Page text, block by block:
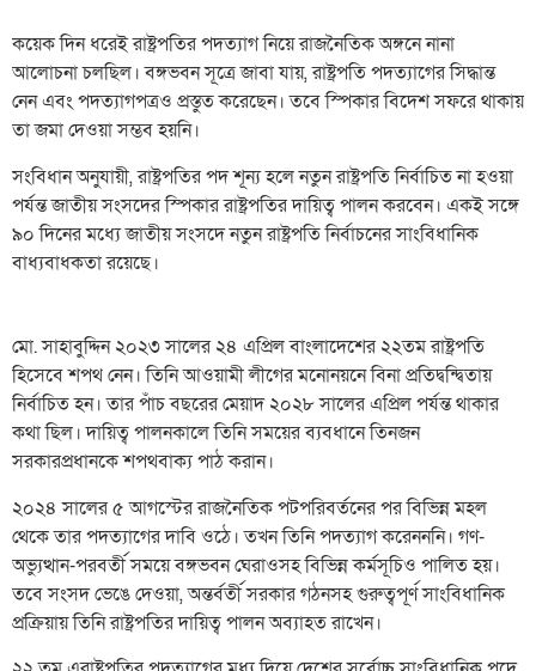
কয়েক দিন ধরেই রাষ্ট্রপতির পদত্যাগ নিয়ে রাজনৈতিক অঙ্গনে নানা
আলোচনা চলছিল। বঙ্গভবন সূত্রে জাবা যায়, রাষ্ট্রপতি পদত্যাগের সিদ্ধান্ত
নেন এবং পদত্যাগপত্রও প্রস্তুত করেছেন। তবে স্পিকার বিদেশ সফরে থাকায়
তা জমা দেওয়া সম্ভব হয়নি।
সংবিধান অনুযায়ী, রাষ্ট্রপতির পদ শূন্য হলে নতুন রাষ্ট্রপতি নির্বাচিত না হওয়া
পর্যন্ত জাতীয় সংসদের স্পিকার রাষ্ট্রপতির দায়িত্ব পালন করবেন। একই সঙ্গে
৯০ দিনের মধ্যে জাতীয় সংসদে নতুন রাষ্ট্রপতি নির্বাচনের সাংবিধানিক
বাধ্যবাধকতা রয়েছে।
মো. সাহাবুদ্দিন ২০২৩ সালের ২৪ এপ্রিল বাংলাদেশের ২২তম রাষ্ট্রপতি
হিসেবে শপথ নেন। তিনি আওয়ামী লীগের মনোনয়নে বিনা প্রতিদ্বন্দ্বিতায়
নির্বাচিত হন। তার পাঁচ বছরের মেয়াদ ২০২৮ সালের এপ্রিল পর্যন্ত থাকার
কথা ছিল। দায়িত্ব পালনকালে তিনি সময়ের ব্যবধানে তিনজন
সরকারপ্রধানকে শপথবাক্য পাঠ করান।
২০২৪ সালের ৫ আগস্টের রাজনৈতিক পটপরিবর্তনের পর বিভিন্ন মহল
থেকে তার পদত্যাগের দাবি ওঠে। তখন তিনি পদত্যাগ করেনননি। গণ-
অভ্যুত্থান-পরবর্তী সময়ে বঙ্গভবন ঘেরাওসহ বিভিন্ন কর্মসূচিও পালিত হয়।
তবে সংসদ ভেঙে দেওয়া, অন্তর্বর্তী সরকার গঠনসহ গুরুত্বপূর্ণ সাংবিধানিক
প্রক্রিয়ায় তিনি রাষ্ট্রপতির দায়িত্ব পালন অব্যাহত রাখেন।